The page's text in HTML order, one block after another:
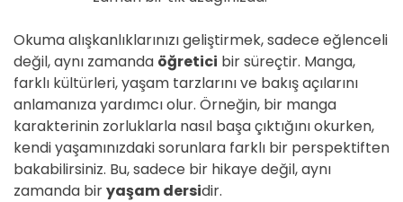
Okuma alışkanlıklarınızı geliştirmek, sadece eğlenceli
değil, aynı zamanda öğretici bir süreçtir. Manga,
farklı kültürleri, yaşam tarzlarını ve bakış açılarını
anlamanıza yardımcı olur. Örneğin, bir manga
karakterinin zorluklarla nasıl başa çıktığını okurken,
kendi yaşamınızdaki sorunlara farklı bir perspektiften
bakabilirsiniz. Bu, sadece bir hikaye değil, aynı
zamanda biryaşam dersidir.